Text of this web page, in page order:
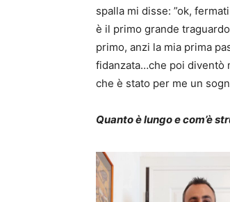
spalla mi disse: ”ok,
è il primo grande
primo, anzi la mia prima
fidanzata…che poi diventò
che è stato per me un
Quanto è lungo e com’è